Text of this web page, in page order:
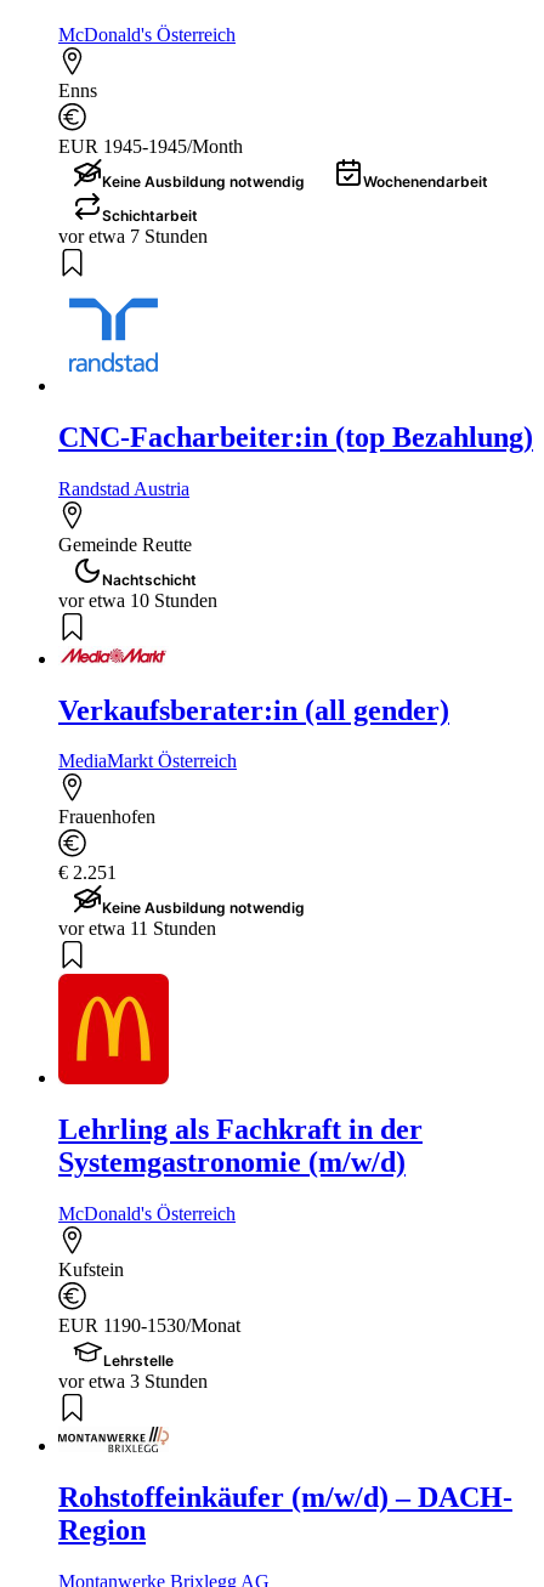
McDonald's Österreich
Enns
EUR 1945-1945/Month
Keine Ausbildung notwendig
Wochenendarbeit
Schichtarbeit
vor etwa 7 Stunden
CNC-Facharbeiter:in (top Bezahlung)
Randstad Austria
Gemeinde Reutte
Nachtschicht
vor etwa 10 Stunden
Verkaufsberater:in (all gender)
MediaMarkt Österreich
Frauenhofen
€ 2.251
Keine Ausbildung notwendig
vor etwa 11 Stunden
Lehrling als Fachkraft in der
Systemgastronomie (m/w/d)
McDonald's Österreich
Kufstein
EUR 1190-1530/Monat
Lehrstelle
vor etwa 3 Stunden
Rohstoffeinkäufer (m/w/d) – DACH-
Region
Montanwerke Brixlegg AG